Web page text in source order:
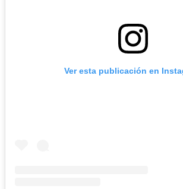
Ver esta publicación en